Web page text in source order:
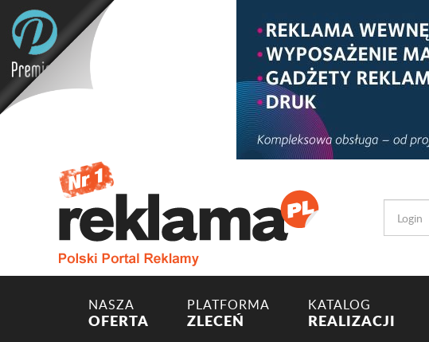
NASZA
OFERTA
PLATFORMA
ZLECEŃ
KATALOG
REALIZACJI